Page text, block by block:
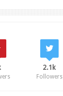
2.1k
Followers